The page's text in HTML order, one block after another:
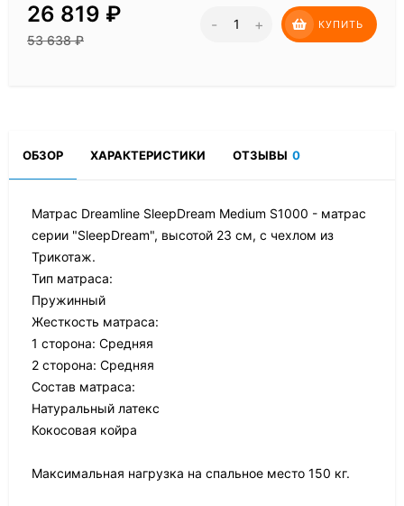
26 819 ₽
53 638₽
- + КУПИТЬ
ОБЗОР ХАРАКТЕРИСТИКИ ОТЗЫВЫ 0
Матрас Dreamline SleepDream Medium S1000 - матрас
серии "SleepDream", высотой 23 см, с чехлом из
Трикотаж.
Тип матраса:
Пружинный
Жесткость матраса:
1 сторона: Средняя
2 сторона: Средняя
Состав матраса:
Натуральный латекс
Кокосовая койра
Максимальная нагрузка на спальное место 150 кг.